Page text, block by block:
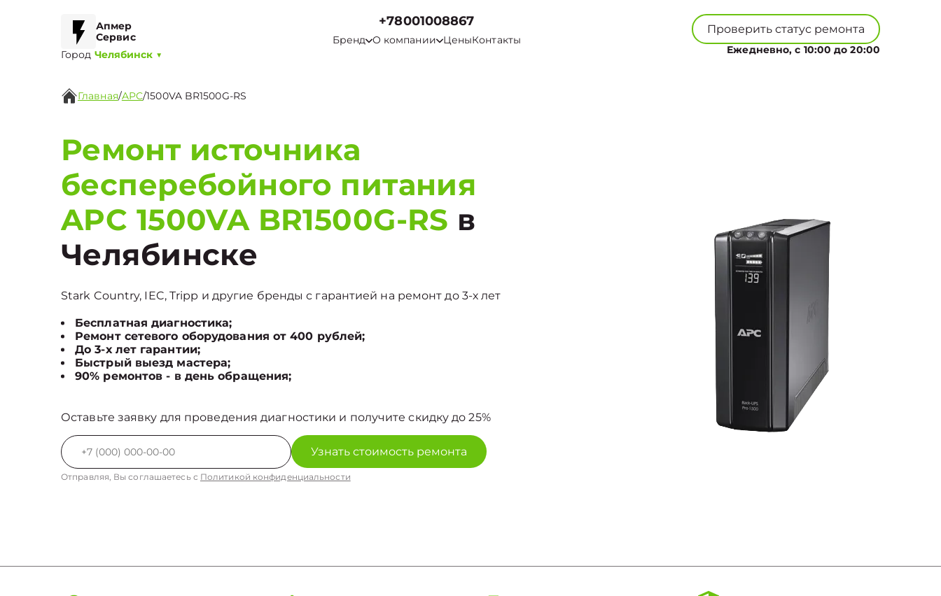
Апмер
Сервис
Город Челябинск ▼
+78001008867
Бренд О компании ЦеныКонтакты
Проверить статус ремонта
Ежедневно, с 10:00 до 20:00
Главная/APC/1500VA BR1500G-RS
Ремонт источника
бесперебойного питания
APC 1500VA BR1500G-RS в
Челябинске
Stark Country, IEC, Tripp и другие бренды с гарантией на ремонт до 3-х лет
Бесплатная диагностика;
Ремонт сетевого оборудования от 400 рублей;
До 3-х лет гарантии;
Быстрый выезд мастера;
90% ремонтов - в день обращения;
Оставьте заявку для проведения диагностики и получите скидку до 25%
Узнать стоимость ремонта
Отправляя, Вы соглашаетесь с Политикой конфиденциальности